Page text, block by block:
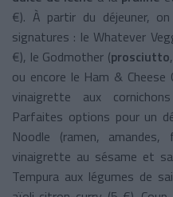
€). À partir du déjeuner,
signatures : le Whatever
€), le Godmother (prosciutto,
ou encore le Ham & Cheese
vinaigrette aux
Parfaites options pour un
Noodle (ramen,
vinaigrette au sésame et
Tempura aux légumes de